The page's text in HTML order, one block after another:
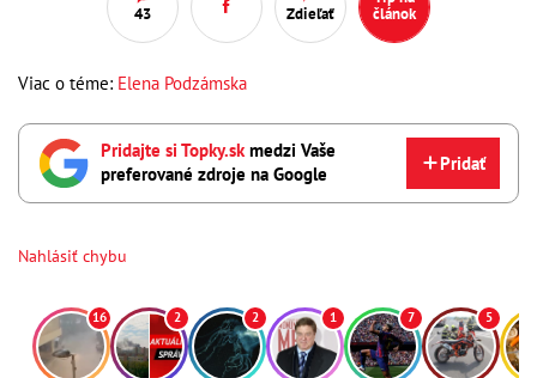
43 Zdieľať
článok
Viac o téme: Elena Podzámska
Pridajte si Topky.skmedzi Vaše
preferované zdroje na Google
Pridať
Nahlásiť chybu
16 2 2 1 7 5